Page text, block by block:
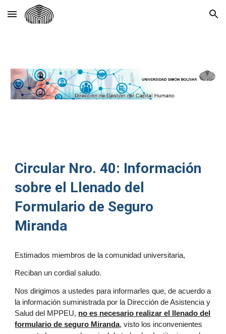
Skip to main content Skip to navigation
Circular Nro. 40: Información
sobre el Llenado del
Formulario de Seguro
Miranda
Estimados miembros de la comunidad universitaria,
Reciban un cordial saludo.
Nos dirigimos a ustedes para informarles que, de acuerdo a
la información suministrada por la Dirección de Asistencia y
Salud del MPPEU, no es necesario realizar el llenado del
formulario de seguro Miranda, visto los inconvenientes